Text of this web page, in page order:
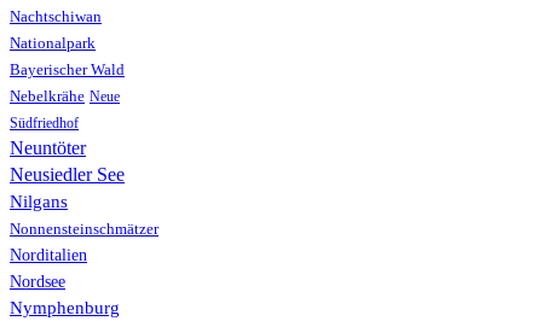
Nachtschiwan
Nationalpark
Bayerischer Wald
Nebelkrähe Neue
Südfriedhof
Neuntöter
Neusiedler See
Nilgans
Nonnensteinschmätzer
Norditalien
Nordsee
Nymphenburg